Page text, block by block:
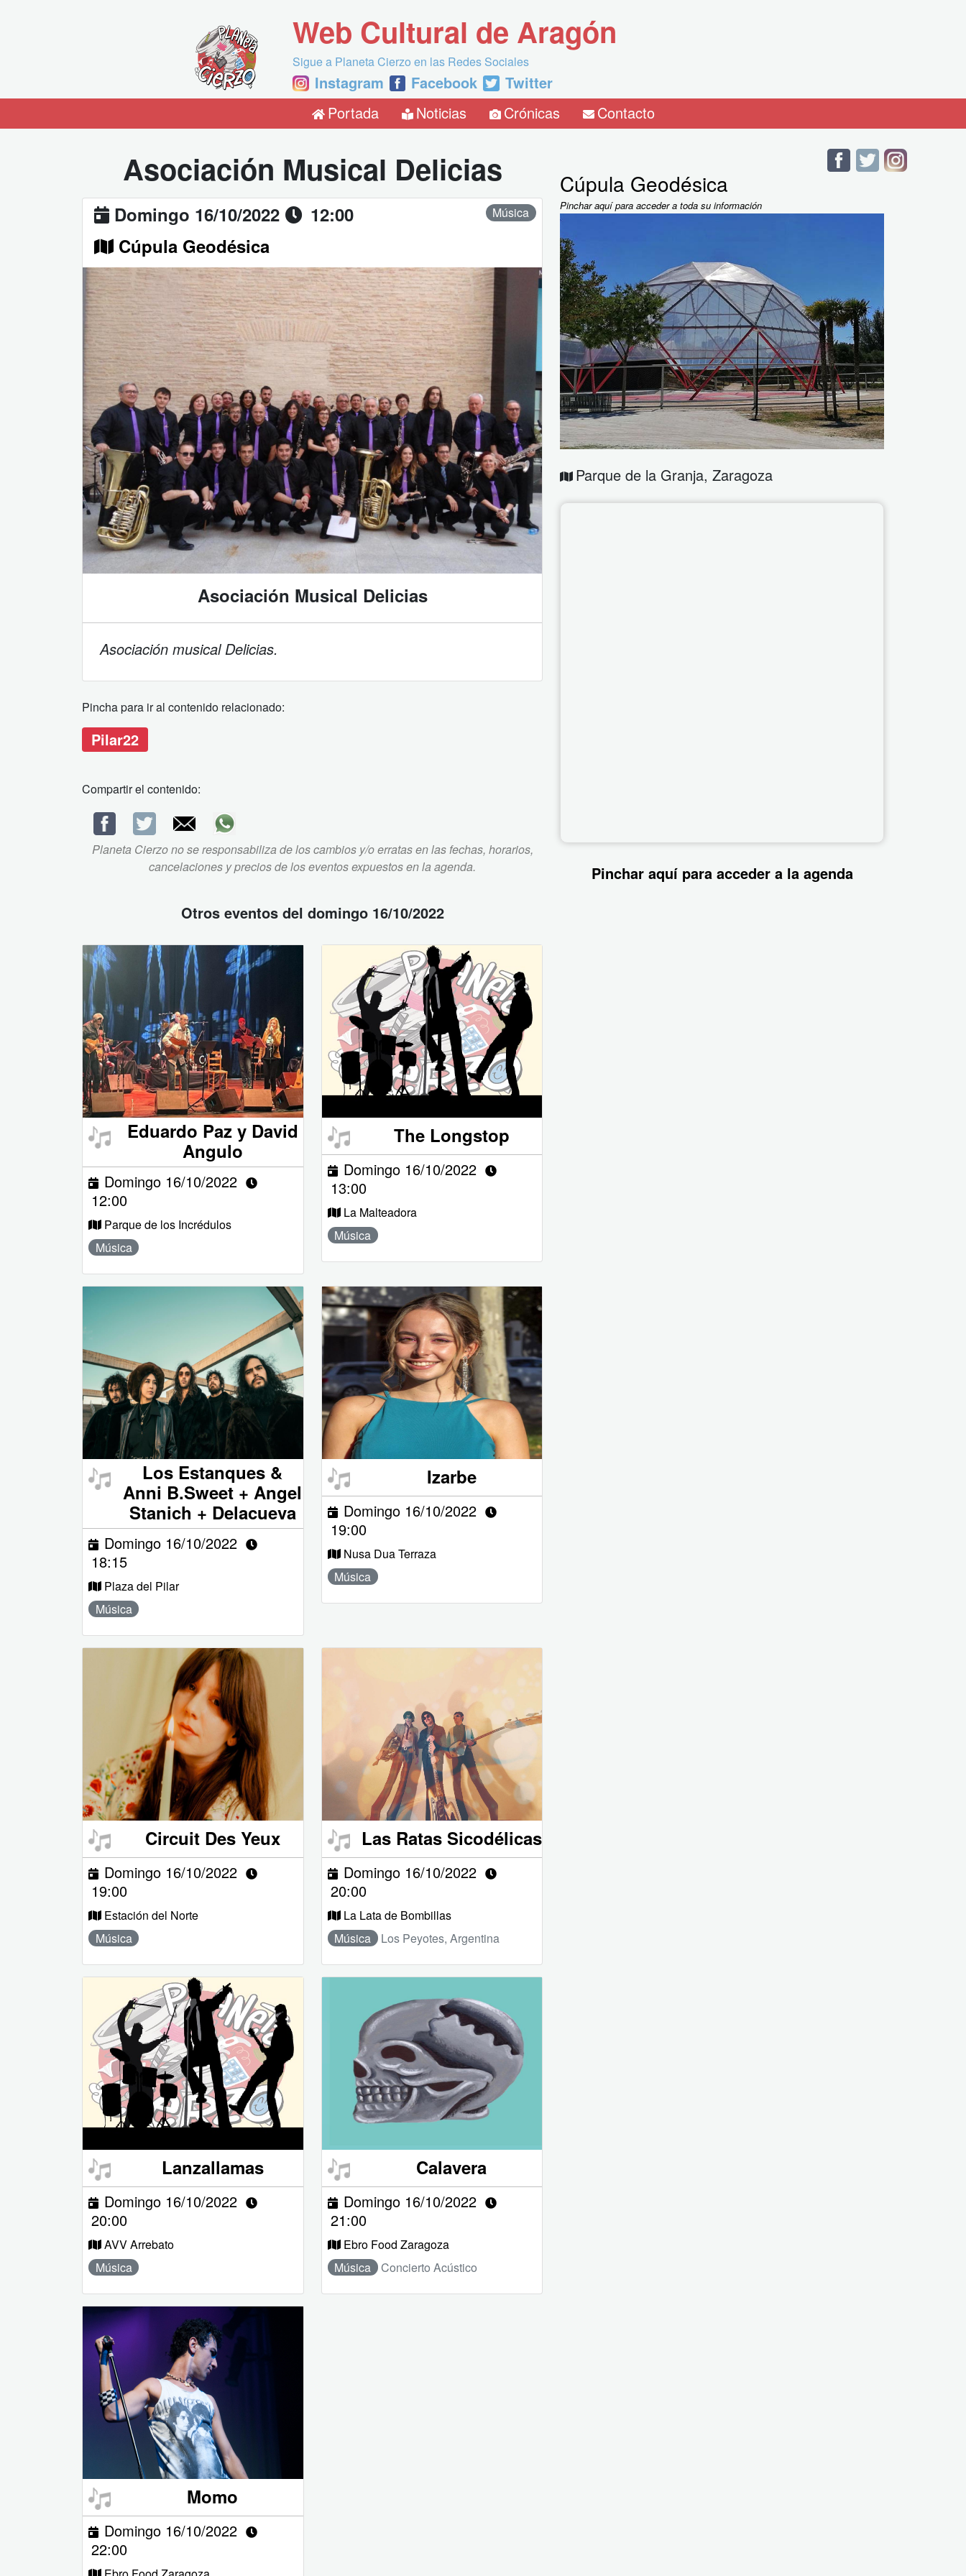
Web Cultural de Aragón
Sigue a Planeta Cierzo en las Redes Sociales
Instagram Facebook
Twitter
Portada
Noticias Crónicas Contacto
Asociación Musical Delicias
Domingo 16/10/2022
12:00
Cúpula Geodésica
Música
Asociación Musical Delicias
Asociación musical Delicias.
Pincha para ir al contenido relacionado:
Pilar22
Compartir el contenido:
Planeta Cierzo no se responsabiliza de los cambios y/o erratas en las fechas, horarios,
cancelaciones y precios de los eventos expuestos en la agenda.
Otros eventos del domingo 16/10/2022
Eduardo Paz y David
Angulo
Domingo 16/10/2022
12:00
Parque de los Incrédulos
Música
The Longstop
Domingo 16/10/2022
13:00
La Malteadora
Música
Los Estanques &
Anni B.Sweet + Angel
Stanich + Delacueva
Domingo 16/10/2022
18:15
Plaza del Pilar
Música
Izarbe
Domingo 16/10/2022
19:00
Nusa Dua Terraza
Música
Circuit Des Yeux
Domingo 16/10/2022
19:00
Estación del Norte
Música
Las Ratas Sicodélicas
Domingo 16/10/2022
20:00
La Lata de Bombillas
Música
Los Peyotes, Argentina
Lanzallamas
Domingo 16/10/2022
20:00
AVV Arrebato
Música
Calavera
Domingo 16/10/2022
21:00
Ebro Food Zaragoza
Música
Concierto Acústico
Momo
Domingo 16/10/2022
22:00
Cúpula Geodésica
Pinchar aquí para acceder a toda su información
Parque de la Granja, Zaragoza
Pinchar aquí para acceder a la agenda